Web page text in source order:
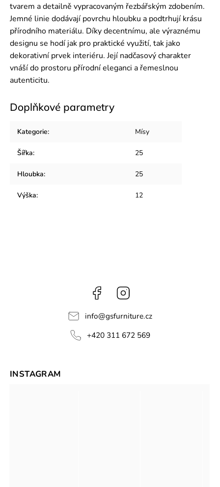
tvarem a detailně vypracovaným řezbářským zdobením.
Jemné linie dodávají povrchu hloubku a podtrhují krásu
přírodního materiálu. Díky decentnímu, ale výraznému
designu se hodí jak pro praktické využití, tak jako
dekorativní prvek interiéru. Její nadčasový charakter
vnáší do prostoru přírodní eleganci a řemeslnou
autenticitu.
Doplňkové parametry
Kategorie: Mísy
Šířka: 25
Hloubka: 25
Výška: 12
Facebook
info@gsfurniture.cz
+420 311 672 569
INSTAGRAM